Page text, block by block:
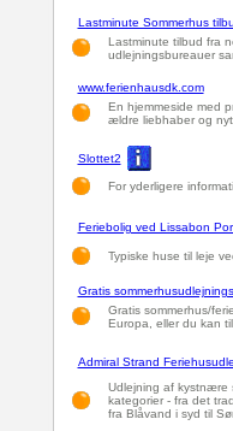
Lastminute Sommerhus
Lastminute tilbud fra
udlejningsbureauer
www.ferienhausdk.com
En hjemmeside med
ældre liebhaber og
Slottet2
For yderligere
Feriebolig ved Lissabon
Typiske huse til leje
Gratis
Gratis sommerhus/
Europa, eller du kan
Admiral Strand
Udlejning af kystnære
kategorier - fra det
fra Blåvand i syd til